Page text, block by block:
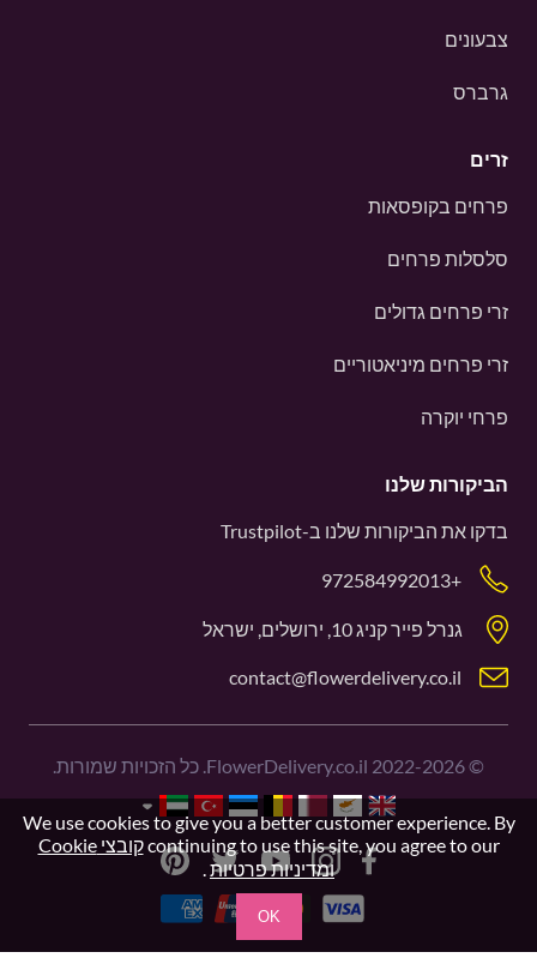
צבעונים
גרברס
זרים
פרחים בקופסאות
סלסלות פרחים
זרי פרחים גדולים
זרי פרחים מיניאטוריים
פרחי יוקרה
הביקורות שלנו
בדקו את הביקורות שלנו ב-Trustpilot
+972584992013
גנרל פייר קניג 10, ירושלים, ישראל
contact@flowerdelivery.co.il
©
2022-2026
We use cookies to give you a better customer experience. By
continuing to use this site, you agree to our
קובצי Cookie
ומדיניות פרטיות.
OK